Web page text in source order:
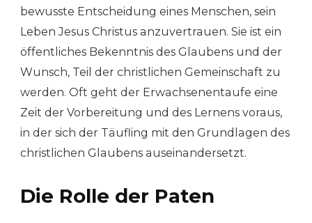
bewusste Entscheidung eines Menschen, sein
Leben Jesus Christus anzuvertrauen. Sie ist ein
öffentliches Bekenntnis des Glaubens und der
Wunsch, Teil der christlichen Gemeinschaft zu
werden. Oft geht der Erwachsenentaufe eine
Zeit der Vorbereitung und des Lernens voraus,
in der sich der Täufling mit den Grundlagen des
christlichen Glaubens auseinandersetzt.
Die Rolle der Paten